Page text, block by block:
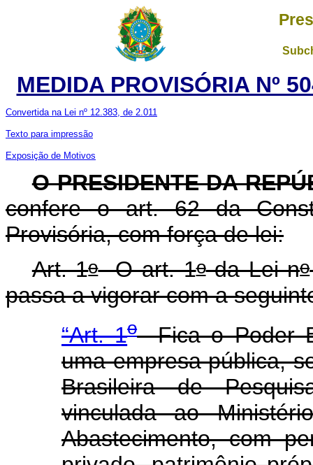
MEDIDA PROVISÓRIA Nº
Convertida na Lei nº 12.383, de 2.011
Texto para impressão
Exposição de Motivos
O PRESIDENTE DA
confere o art. 62 da
Provisória, com força de lei:
Art. 1oO art. 1oda Lei no
passa a vigorar com a
“Art. 1oFica o Poder
uma empresa pública,
Brasileira de
vinculada ao
Abastecimento, com